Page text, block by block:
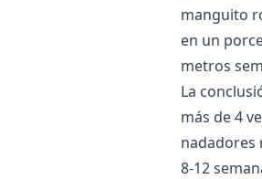
manguito
en un
metros
La
más de 4
nadadores
8-12